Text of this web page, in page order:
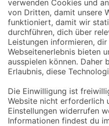
© 2026 Fressnapf Tiernahrungs GmbH
Westpreußenstraße 32-38
AGB
Entdecke Fressnapf
Tierversicherung
GPS-Tracker
Fressnapf Salon
Online-Shop